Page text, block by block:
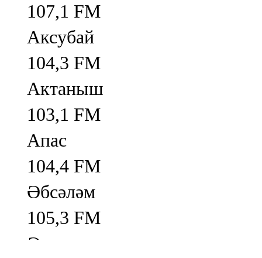
107,1 FM
Аксубай
104,3 FM
Актаныш
103,1 FM
Апас
104,4 FM
Әбсәләм
105,3 FM
Әлмәт